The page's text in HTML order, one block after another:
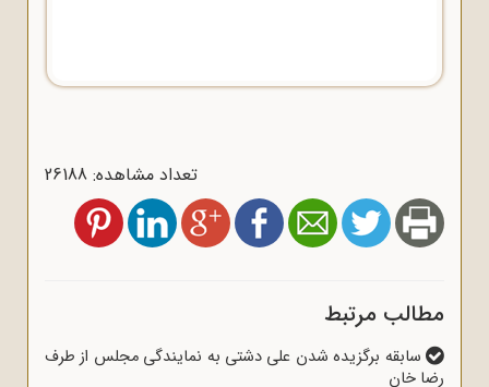
تعداد مشاهده: 26188
مطالب مرتبط
سابقه برگزیده شدن علی دشتی به نمایندگی مجلس از طرف
رضا خان